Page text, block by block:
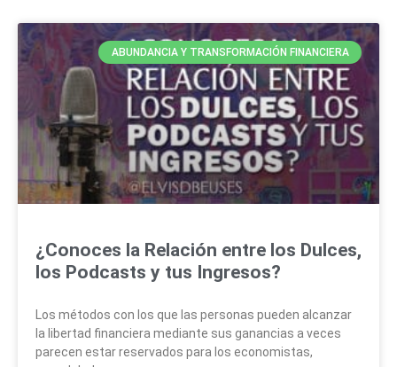
ABUNDANCIA Y TRANSFORMACIÓN FINANCIERA
¿Conoces la Relación entre los Dulces,
los Podcasts y tus Ingresos?
Los métodos con los que las personas pueden alcanzar
la libertad financiera mediante sus ganancias a veces
parecen estar reservados para los economistas,